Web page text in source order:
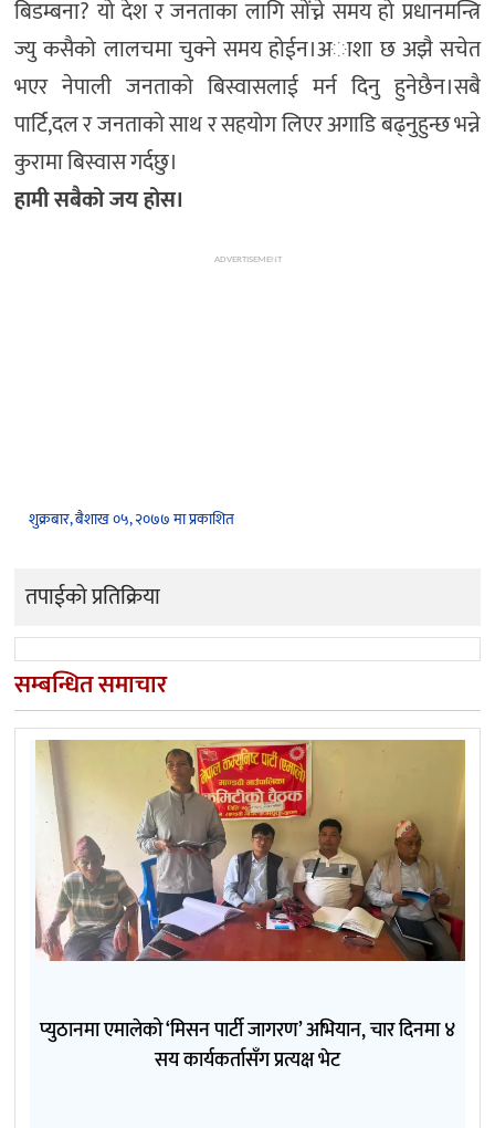
बिडम्बना? यो देश र जनताका लागि सोंच्ने समय हो प्रधानमन्त्रि
ज्यु कसैको लालचमा चुक्ने समय होईन।अाशा छ अझै सचेत
भएर नेपाली जनताको बिस्वासलाई मर्न दिनु हुनेछैन।सबै
पार्टि,दल र जनताको साथ र सहयोग लिएर अगाडि बढ्नुहुन्छ भन्ने
कुरामा बिस्वास गर्दछु।
हामी सबैको जय होस।
ADVERTISEMENT
शुक्रबार, बैशाख ०५, २०७७ मा प्रकाशित
तपाईको प्रतिक्रिया
सम्बन्धित समाचार
प्युठानमा एमालेको ‘मिसन पार्टी जागरण’ अभियान, चार दिनमा ४
सय कार्यकर्तासँग प्रत्यक्ष भेट